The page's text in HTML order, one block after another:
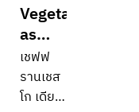
Vegetables
as
Stars
เชฟฟ
รานเชส
โก เดีย